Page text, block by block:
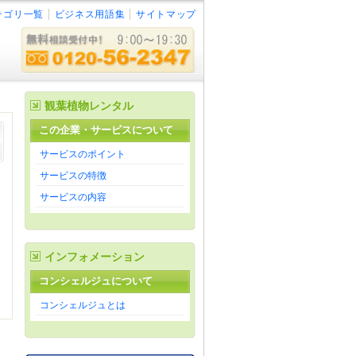
ゴリ一覧 ビジネス用語集 サイトマップ
観葉植物レンタル
この企業・サービスについて
サービスのポイント
サービスの特徴
サービスの内容
インフォメーション
コンシェルジュについて
コンシェルジュとは